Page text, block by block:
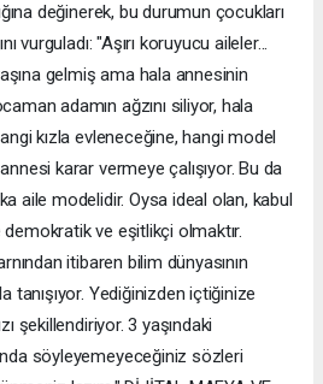
değinerek, bu durumun çocukları
vurguladı: "Aşırı koruyucu aileler...
gelmiş ama hala annesinin
adamın ağzını siliyor, hala
kızla evleneceğine, hangi model
karar vermeye çalışıyor. Bu da
aile modelidir. Oysa ideal olan, kabul
ve eşitlikçi olmaktır.
itibaren bilim dünyasının
tanışıyor. Yediğinizden içtiğinize
şekillendiriyor. 3 yaşındaki
söyleyemeyeceğiniz sözleri